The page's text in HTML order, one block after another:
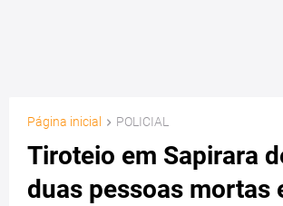
Página inicial POLICIAL
Tiroteio em Sapirara
duas pessoas mortas